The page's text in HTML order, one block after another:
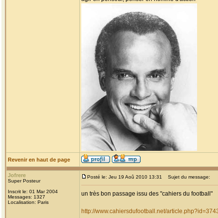
Revenir en haut de page
Jofrere
Super Posteur
Inscrit le: 01 Mar 2004
Messages: 1327
Localisation: Paris
Posté le: Jeu 19 Aoû 2010 13:31 Sujet du message:
un très bon passage issu des "cahiers du football"
http://www.cahiersdufootball.net/